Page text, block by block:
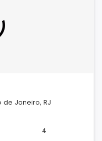
de Janeiro, RJ
4